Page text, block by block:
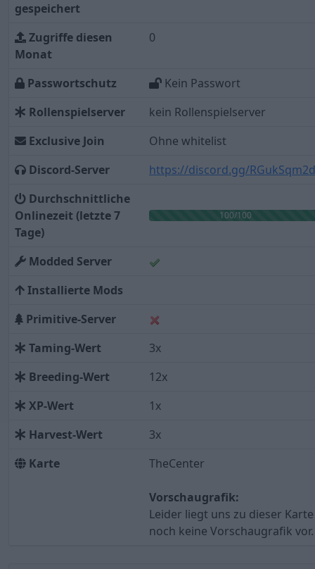
gespeichert
Zugriffe diesen
Monat
0
Passwortschutz
Kein Passwort
Rollenspielserver
kein Rollenspielserver
Exclusive Join
Ohne whitelist
Discord-Server
https://discord.gg/
Durchschnittliche
Onlinezeit (letzte 7
Tage)
100/100
Modded Server
Installierte Mods
Primitive-Server
Taming-Wert
3x
Breeding-Wert
12x
XP-Wert
1x
Harvest-Wert
3x
Karte
TheCenter
Vorschaugrafik:
Leider liegt uns zu dieser Karte
noch keine Vorschaugrafik vor.